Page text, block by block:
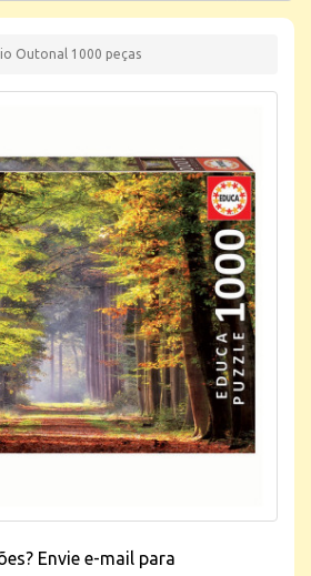
Outonal 1000 peças
Envie e-mail para